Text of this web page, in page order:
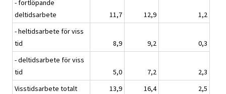
- fortlöpande
deltidsarbete
11,7 12,9
1,2
- heltidsarbete för viss
tid
8,9 9,2
0,3
- deltidsarbete för viss
tid
5,0 7,2
2,3
Visstidsarbete totalt
13,9 16,4
2,5